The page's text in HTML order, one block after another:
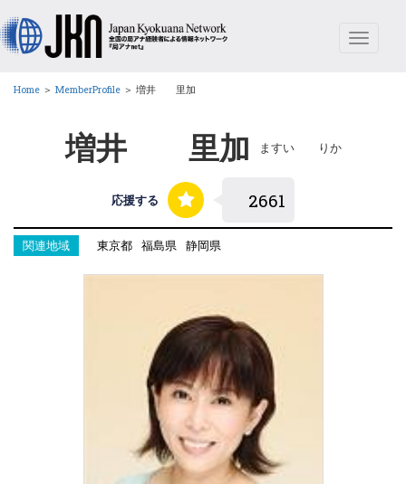
Toggle
Home ＞ MemberProfile ＞ 増井 里加
増井 里加 ますい りか
応援する
関連地域 東京都 福島県 静岡県